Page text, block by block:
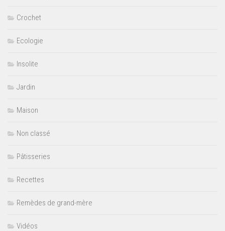
Crochet
Ecologie
Insolite
Jardin
Maison
Non classé
Pâtisseries
Recettes
Remèdes de grand-mère
Vidéos